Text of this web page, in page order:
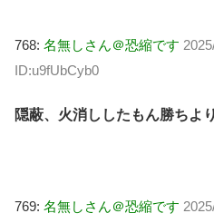
768: 名無しさん＠恐縮です
ID:u9fUbCyb0
隠蔽、火消ししたもん勝ちよ
769: 名無しさん＠恐縮です